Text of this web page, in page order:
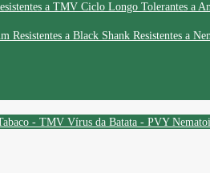
a TMV Ciclo Longo Tolerantes a
Resistentes a Black Shank Resistentes a
- TMV Vírus da Batata - PVY